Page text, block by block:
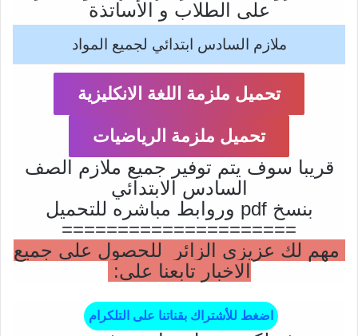
على الطلاب و الأساتذة
ملازم السادس ابتدائي لجميع المواد
تحميل ملزمة اللغة الانكليزية
تحميل ملزمة الرياضيات
قريبا سوف يتم توفير جميع ملازم الصف
السادس الابتدائي
بنسخ pdf وروابط مباشره للتحميل
=====================
مهم لك عزيزي الزائر للحصول على جميع
الاخبار تابعنا على:
اضغط للأشتراك بقناتنا على التلكرام